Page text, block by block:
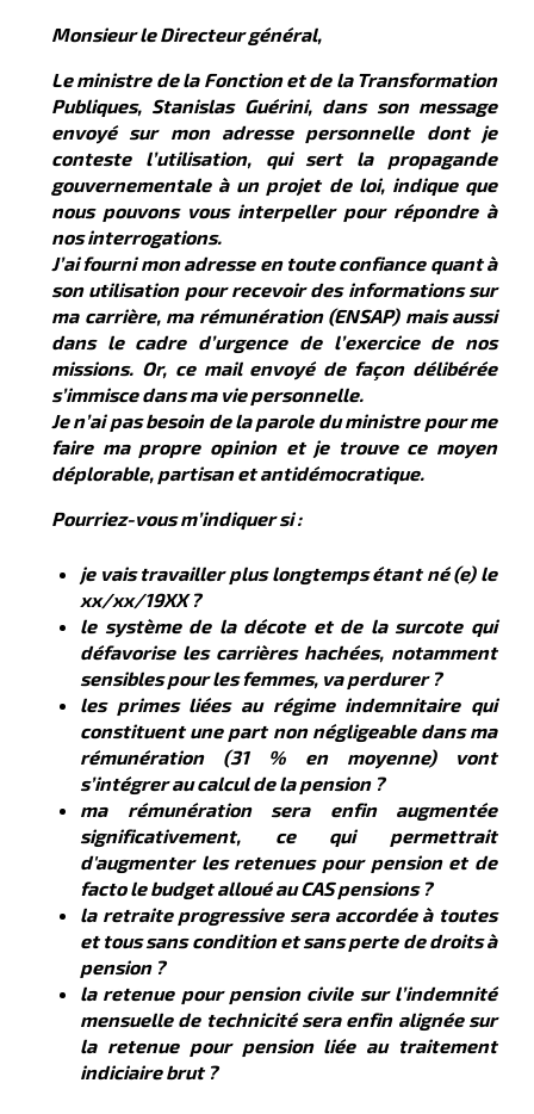
Monsieur le Directeur général,
Le ministre de la Fonction et de la Transformation
Publiques, Stanislas Guérini, dans son message
envoyé sur mon adresse personnelle dont je
conteste l’utilisation, qui sert la propagande
gouvernementale à un projet de loi, indique que
nous pouvons vous interpeller pour répondre à
nos interrogations.
J’ai fourni mon adresse en toute confiance quant à
son utilisation pour recevoir des informations sur
ma carrière, ma rémunération (ENSAP) mais aussi
dans le cadre d’urgence de l’exercice de nos
missions. Or, ce mail envoyé de façon délibérée
s’immisce dans ma vie personnelle.
Je n’ai pas besoin de la parole du ministre pour me
faire ma propre opinion et je trouve ce moyen
déplorable, partisan et antidémocratique.
Pourriez-vous m’indiquer si :
je vais travailler plus longtemps étant né (e) le
xx/xx/19XX ?
le système de la décote et de la surcote qui
défavorise les carrières hachées, notamment
sensibles pour les femmes, va perdurer ?
les primes liées au régime indemnitaire qui
constituent une part non négligeable dans ma
rémunération (31 % en moyenne) vont
s’intégrer au calcul de la pension ?
ma rémunération sera enfin augmentée
significativement, ce qui permettrait
d'augmenter les retenues pour pension et de
facto le budget alloué au CAS pensions ?
la retraite progressive sera accordée à toutes
et tous sans condition et sans perte de droits à
pension ?
la retenue pour pension civile sur l’indemnité
mensuelle de technicité sera enfin alignée sur
la retenue pour pension liée au traitement
indiciaire brut ?